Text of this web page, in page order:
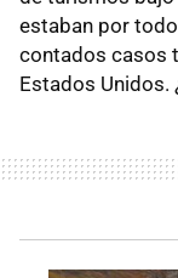
estaban por
contados casos
Estados Unidos.